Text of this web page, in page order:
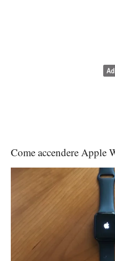
Come accendere Apple